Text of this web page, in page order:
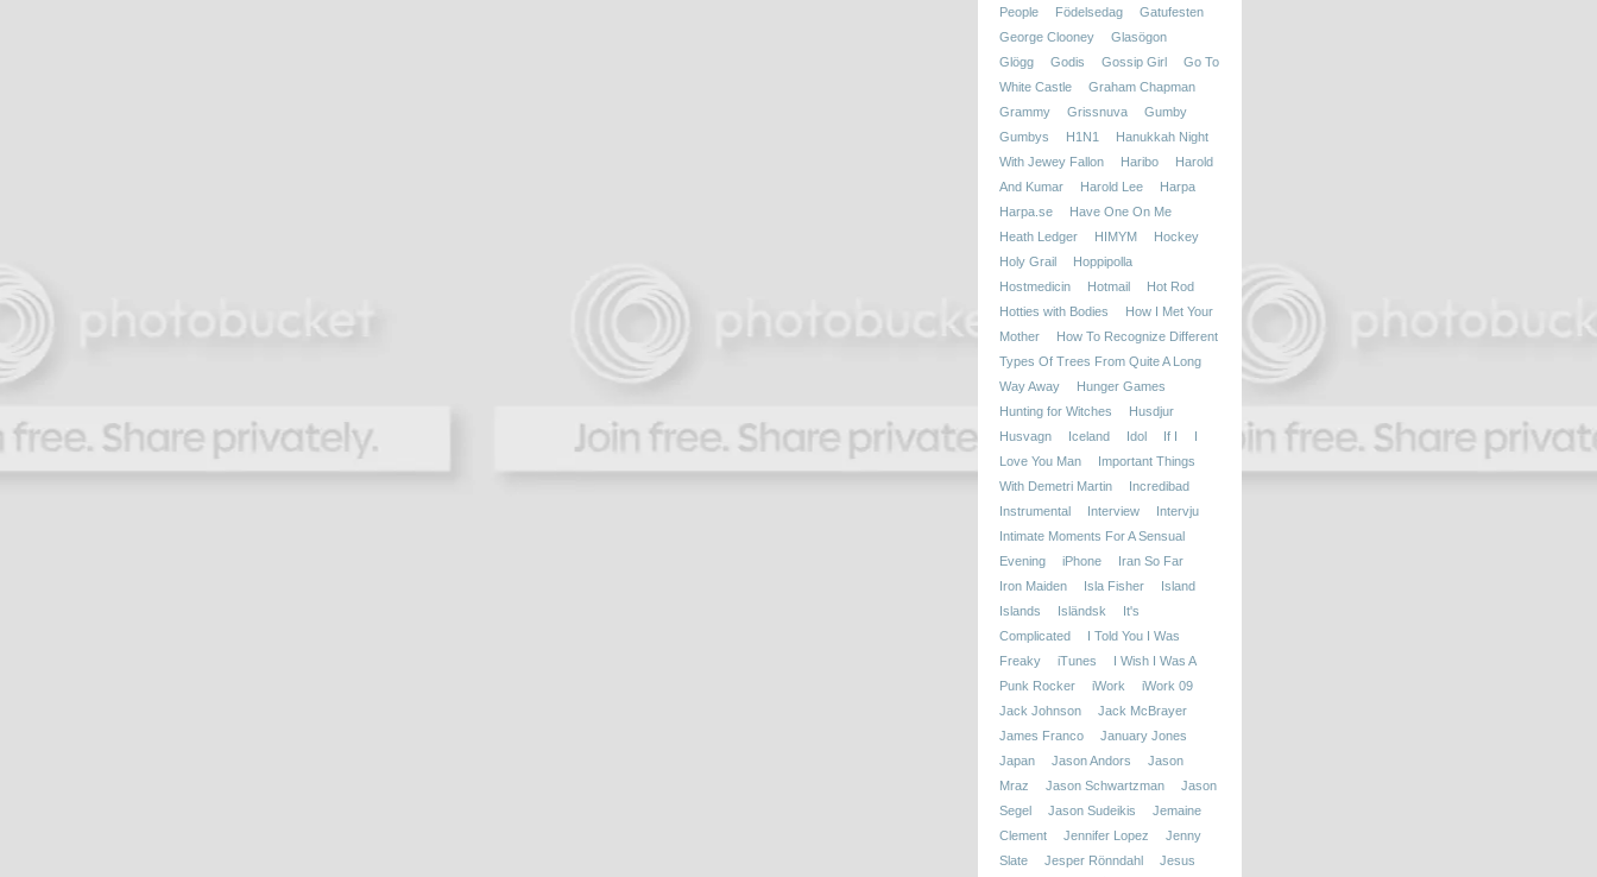
People
Födelsedag
Gatufesten
George Clooney
Glasögon
Glögg
Godis Gossip Girl
Go To
White Castle
Graham Chapman
Grammy
Grissnuva
Gumby
Gumbys
H1N1
Hanukkah Night
With Jewey Fallon
Haribo
Harold
And Kumar
Harold Lee
Harpa
Harpa.se
Have One On Me
Heath Ledger
HIMYM
Hockey
Holy Grail
Hoppipolla
Hostmedicin
Hotmail
Hot Rod
Hotties with Bodies
How I Met Your
Mother
How To Recognize Different
Types Of Trees From Quite A Long
Way Away
Hunger Games
Hunting for Witches
Husdjur
Husvagn
Iceland Idol If I
I
Love You Man
Important Things
With Demetri Martin
Incredibad
Instrumental
Interview
Intervju
Intimate Moments For A Sensual
Evening
iPhone
Iran So Far
Iron Maiden
Isla Fisher
Island
Islands
Isländsk
It's
Complicated
I Told You I Was
Freaky
iTunes
I Wish I Was A
Punk Rocker
iWork
iWork 09
Jack Johnson
Jack McBrayer
James Franco
January Jones
Japan
Jason Andors
Jason
Mraz
Jason Schwartzman
Jason
Segel
Jason Sudeikis
Jemaine
Clement
Jennifer Lopez
Jenny
Slate
Jesper Rönndahl
Jesus